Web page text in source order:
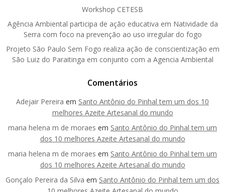
Workshop CETESB
Agência Ambiental participa de ação educativa em Natividade da
Serra com foco na prevenção ao uso irregular do fogo
Projeto São Paulo Sem Fogo realiza ação de conscientização em
São Luiz do Paraitinga em conjunto com a Agencia Ambiental
Comentários
Adejair Pereira em Santo Antônio do Pinhal tem um dos 10
melhores Azeite Artesanal do mundo
maria helena m de moraes em Santo Antônio do Pinhal tem um
dos 10 melhores Azeite Artesanal do mundo
maria helena m de moraes em Santo Antônio do Pinhal tem um
dos 10 melhores Azeite Artesanal do mundo
Gonçalo Pereira da Silva em Santo Antônio do Pinhal tem um dos